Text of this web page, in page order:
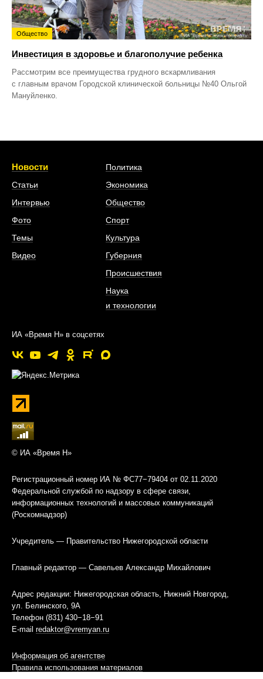
Общество
Инвестиция в здоровье и благополучие ребенка
Рассмотрим все преимущества грудного вскармливания
с главным врачом Городской клинической больницы №40 Ольгой
Мануйленко.
Новости
Статьи
Интервью
Фото
Темы
Видео
Политика
Экономика
Общество
Спорт
Культура
Губерния
Происшествия
Наука
и технологии
ИА «Время Н» в соцсетях
© ИА «Время Н»
Регистрационный номер ИА № ФС77−79404 от 02.11.2020
Федеральной службой по надзору в сфере связи,
информационных технологий и массовых коммуникаций
(Роскомнадзор)
Учредитель — Правительство Нижегородской области
Главный редактор — Савельев Александр Михайлович
Адрес редакции: Нижегородская область, Нижний Новгород,
ул. Белинского, 9А
Телефон (831) 430−18−91
E-mail redaktor@vremyan.ru
Информация об агентстве
Правила использования материалов